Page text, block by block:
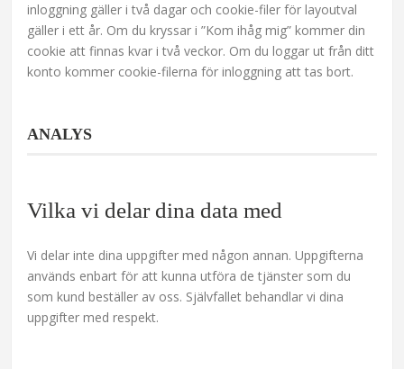
inloggning gäller i två dagar och cookie-filer för layoutval
gäller i ett år. Om du kryssar i ”Kom ihåg mig” kommer din
cookie att finnas kvar i två veckor. Om du loggar ut från ditt
konto kommer cookie-filerna för inloggning att tas bort.
ANALYS
Vilka vi delar dina data med
Vi delar inte dina uppgifter med någon annan. Uppgifterna
används enbart för att kunna utföra de tjänster som du
som kund beställer av oss. Självfallet behandlar vi dina
uppgifter med respekt.